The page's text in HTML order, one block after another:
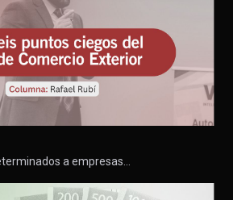
a empresas…